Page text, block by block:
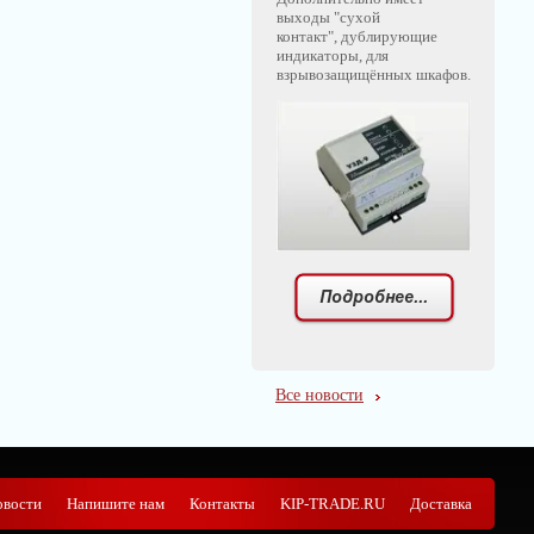
выходы "сухой
контакт", дублирующие
индикаторы, для
взрывозащищённых шкафов.
Все новости
Напишите нам Контакты KIP-TRADE.RU Доставка